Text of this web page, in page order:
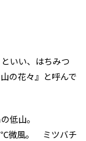
いい、はちみつ
の花々』と呼んで
低山。
微風。 ミツバチ